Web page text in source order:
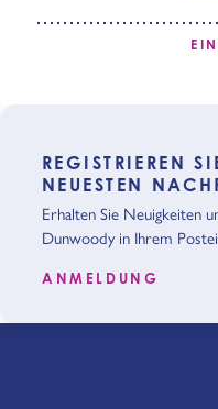
REGISTRIEREN
NEUESTEN
Erhalten Sie Neuigkeiten
Dunwoody in Ihrem
ANMELDUNG